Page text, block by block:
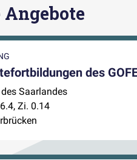
Angebote
des
Saarlandes
Zi. 0.14